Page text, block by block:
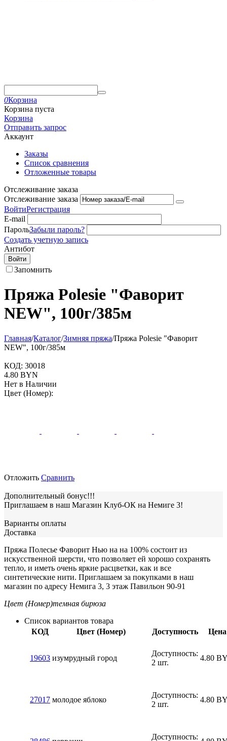
0Корзина
Корзина пуста
Корзина
Отправить запрос
Аккаунт
Заказы
Список сравнения
Отложенные товары
Отслеживание заказа
Отслеживание заказа
ВойтиРегистрация
E-mail
ПарольЗабыли пароль?
Создать учетную запись
Антибот
Войти
Запомнить
Пряжа Polesie "Фаворит
NEW", 100г/385м
Главная/Каталог/Зимняя пряжа/Пряжа Polesie "Фаворит
NEW", 100г/385м
КОД: 30018
4.80 BYN
Нет в Наличии
Цвет (Номер):
Отложить Сравнить
Дополнительный бонус!!!
Приглашаем в наш Магазин Клуб-ОК на Немиге 3!
Варианты оплаты
Доставка
Пряжа Полесье Фаворит Нью на на 100% состоит из
искусственной шерсти, что позволяет ей хорошо сохранять
тепло, и иметь очень яркие расцветки, как и все
синтетические нити. Приглашаем за покупками в наш
магазин по адресу Немига 3, 3 этаж Павильон 90-91
Цвет (Номер)темная бирюза
Список вариантов товара
КОД
Цвет (Номер) Доступность Цена
19603 изумрудный город
Доступность:
2 шт.
4.80
27017 молодое яблоко
Доступность:
2 шт.
4.80
Доступность: